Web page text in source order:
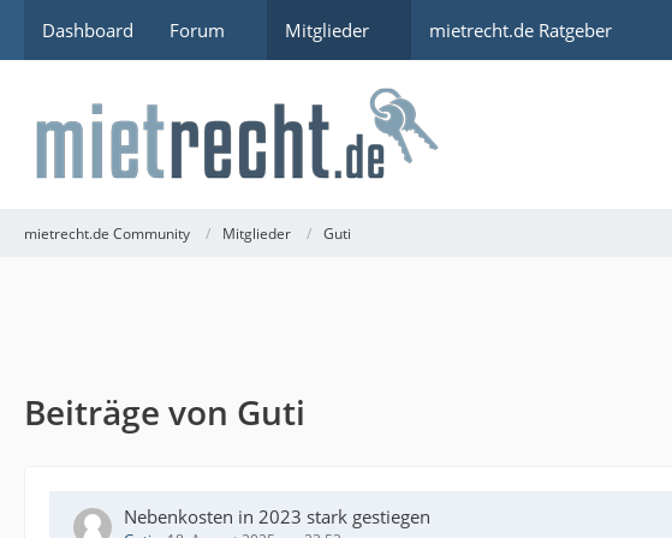
Dashboard Forum Mitglieder mietrecht.de Ratgeber
mietrecht.de Community Mitglieder Guti
Beiträge von Guti
Nebenkosten in 2023 stark gestiegen